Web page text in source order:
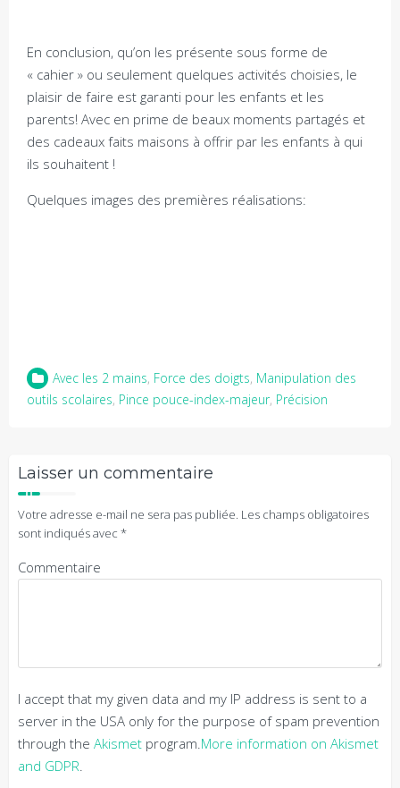
En conclusion, qu’on les présente sous forme de
« cahier » ou seulement quelques activités choisies, le
plaisir de faire est garanti pour les enfants et les
parents! Avec en prime de beaux moments partagés et
des cadeaux faits maisons à offrir par les enfants à qui
ils souhaitent !
Quelques images des premières réalisations:
Avec les 2 mains, Force des doigts, Manipulation des
outils scolaires, Pince pouce-index-majeur, Précision
Laisser un commentaire
Votre adresse e-mail ne sera pas publiée. Les champs obligatoires
sont indiqués avec *
Commentaire
I accept that my given data and my IP address is sent to a
server in the USA only for the purpose of spam prevention
through the Akismet program.More information on Akismet
and GDPR.